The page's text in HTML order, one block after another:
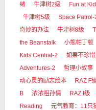
绪
牛津树2级 Fun at
牛津树5级
Space Patrol-
奇妙的办法
牛津树8级
the Beanstalk
小熊帕丁顿
Kids Central-2
如果不珍
Adventures-2
哲理小故事
动心灵的励志绘本
RAZ F
B
浓浓祖孙情 RAZ I级
Reading
元气教育：11只